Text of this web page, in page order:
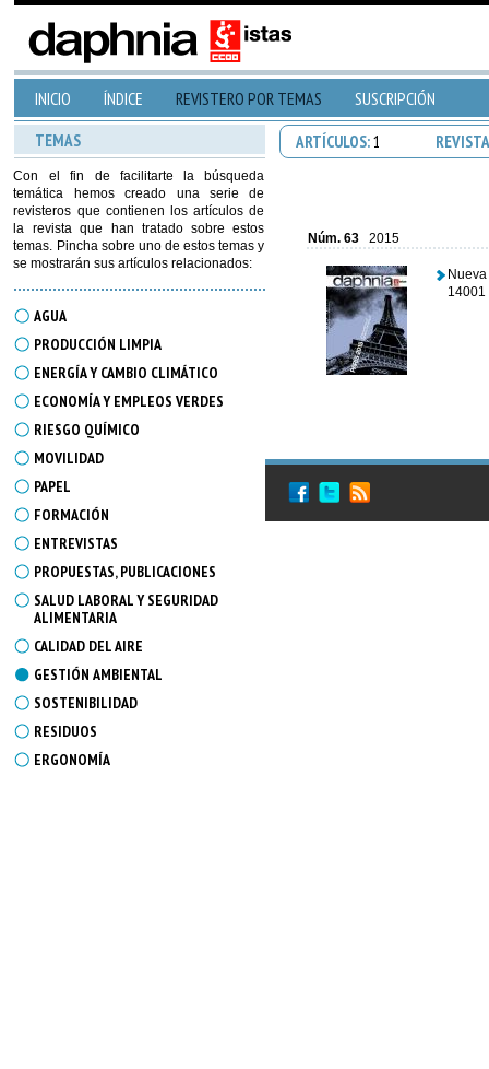
INICIO ÍNDICE REVISTERO POR TEMAS SUSCRIPCIÓN
TEMAS
Con el fin de facilitarte la búsqueda
temática hemos creado una serie de
revisteros que contienen los artículos de
la revista que han tratado sobre estos
temas. Pincha sobre uno de estos temas y
se mostrarán sus artículos relacionados:
AGUA
PRODUCCIÓN LIMPIA
ENERGÍA Y CAMBIO CLIMÁTICO
ECONOMÍA Y EMPLEOS VERDES
RIESGO QUÍMICO
MOVILIDAD
PAPEL
FORMACIÓN
ENTREVISTAS
PROPUESTAS, PUBLICACIONES
SALUD LABORAL Y SEGURIDAD
ALIMENTARIA
CALIDAD DEL AIRE
GESTIÓN AMBIENTAL
SOSTENIBILIDAD
RESIDUOS
ERGONOMÍA
ARTÍCULOS:1
Núm. 63 2015
14001